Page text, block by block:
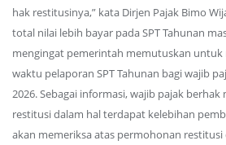
hak restitusinya,” kata Dirjen Pajak Bimo
total nilai lebih bayar pada SPT Tahunan
mengingat pemerintah memutuskan untuk
waktu pelaporan SPT Tahunan bagi wajib
2026. Sebagai informasi, wajib pajak
restitusi dalam hal terdapat kelebihan
akan memeriksa atas permohonan